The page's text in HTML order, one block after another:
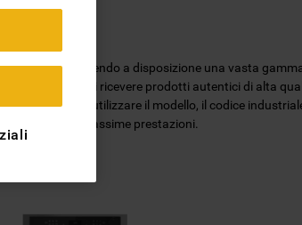
mettendo a disposizione una vasta
essere certo di ricevere prodotti autentici di alta
basta utilizzare il modello, il codice
ottenere le massime prestazioni.
e
e